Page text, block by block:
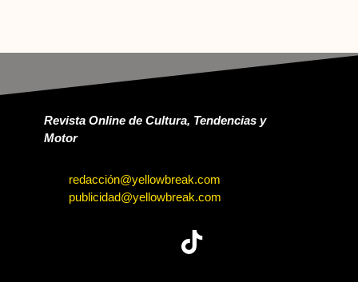
Revista Online de Cultura, Tendencias y
Motor
redacción@yellowbreak.com
publicidad@yellowbreak.com